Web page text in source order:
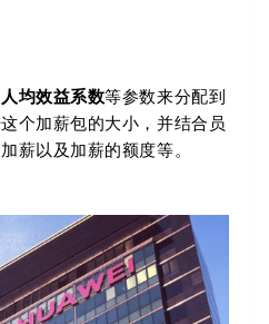
均效益系数等参数来分配到
个加薪包的大小，并结合员
薪以及加薪的额度等。